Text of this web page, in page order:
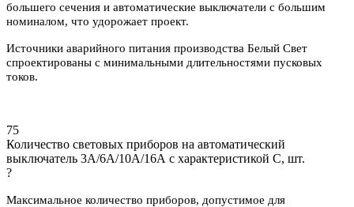
большего сечения и автоматические выключатели с большим
номиналом, что удорожает проект.
Источники аварийного питания производства Белый Свет
спроектированы с минимальными длительностями пусковых
токов.
75
Количество световых приборов на автоматический
выключатель 3А/6А/10А/16А с характеристикой C, шт.
?
Максимальное количество приборов, допустимое для